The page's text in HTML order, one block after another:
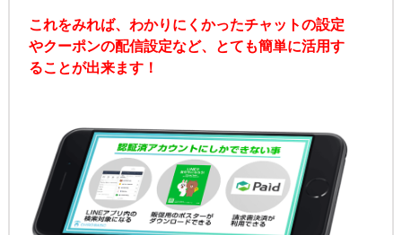
これをみれば、わかりにくかったチャットの設定
やクーポンの配信設定など、 とても簡単に活用す
ることが出来ます！